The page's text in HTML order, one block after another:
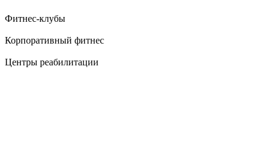
Фитнес-клубы
Корпоративный фитнес
Центры реабилитации